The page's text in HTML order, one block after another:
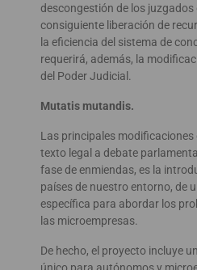
descongestión de los juzgados
consiguiente liberación de
la eficiencia del sistema de
requerirá, además, la
del Poder Judicial.
Mutatis mutandis.
Las principales modificaciones
texto legal a debate
fase de enmiendas, es la
países de nuestro entorno, de
específica para abordar los
las microempresas.
De hecho, el proyecto incluye
único para autónomos y